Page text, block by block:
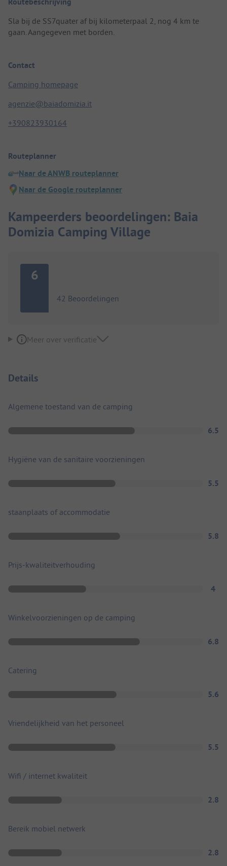
Sla bij de SS7quater af bij kilometerpaal 2, nog 4 km te
gaan. Aangegeven met borden.
Contact
Camping homepage
agenzie@baiadomizia.it
+390823930164
Routeplanner
Naar de ANWB routeplanner
Naar de Google routeplanner
Kampeerders beoordelingen: Baia
Domizia Camping Village
6
42 Beoordelingen
Meer over verificatie
Details
Algemene toestand van de camping
6.5
Hygiëne van de sanitaire voorzieningen
5.5
staanplaats of accommodatie
5.8
Prijs-kwaliteitverhouding
4
Winkelvoorzieningen op de camping
6.8
Catering
5.6
Vriendelijkheid van het personeel
5.5
Wifi / internet kwaliteit
2.8
Bereik mobiel netwerk
2.8